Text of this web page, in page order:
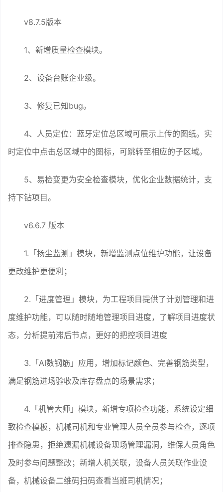
v8.7.5版本
1、新增质量检查模块。
2、设备台账企业级。
3、修复已知bug。
4、人员定位：蓝牙定位总区域可展示上传的图纸。实
时定位中点击总区域中的图标，可跳转至相应的子区域。
5、易检变更为安全检查模块，优化企业数据统计，支
持下钻项目。
v6.6.7 版本
1.「扬尘监测」模块，新增监测点位维护功能，让设备
更改维护更便利；
2.「进度管理」模块，为工程项目提供了计划管理和进
度维护功能，可以随时随地管理项目进度，了解项目进度状
态，分析提前滞后节点，更好的把控项目进度
3.「AI数钢筋」应用，增加标记颜色、完善钢筋类型，
满足钢筋进场验收及库存盘点的场景需求；
4.「机管大师」模块，新增专项检查功能，系统设定细
致检查模板，机械司机和专业管理人员全员参与检查，逐项
排查隐患，拒绝遗漏机械设备现场管理漏洞，维保人员角色
及时参与问题整改；新增人机关联，设备人员关联作业设
备，机械设备二维码扫码查看当班司机情况；